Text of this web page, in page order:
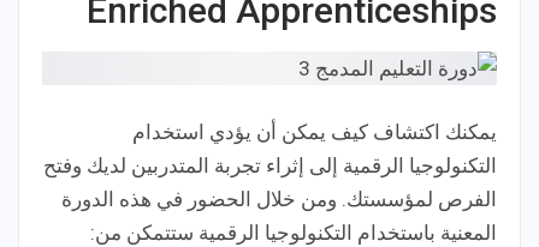
Enriched Apprenticeships
يمكنك اكتشاف كيف يمكن أن يؤدي استخدام
التكنولوجيا الرقمية إلى إثراء تجربة المتدربين لديك وفتح
الفرص لمؤسستك. ومن خلال الحضور في هذه الدورة
المعنية باستخدام التكنولوجيا الرقمية ستتمكن من: